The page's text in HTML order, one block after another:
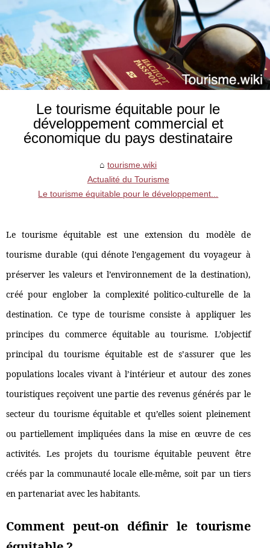
Le tourisme équitable pour le
développement commercial et
économique du pays destinataire
tourisme.wiki
Actualité du Tourisme
Le tourisme équitable pour le développement...
Le tourisme équitable est une extension du modèle de
tourisme durable (qui dénote l’engagement du voyageur à
préserver les valeurs et l’environnement de la destination),
créé pour englober la complexité politico-culturelle de la
destination. Ce type de tourisme consiste à appliquer les
principes du commerce équitable au tourisme. L’objectif
principal du tourisme équitable est de s’assurer que les
populations locales vivant à l’intérieur et autour des zones
touristiques reçoivent une partie des revenus générés par le
secteur du tourisme équitable et qu’elles soient pleinement
ou partiellement impliquées dans la mise en œuvre de ces
activités. Les projets du tourisme équitable peuvent être
créés par la communauté locale elle-même, soit par un tiers
en partenariat avec les habitants.
Comment peut-on définir le tourisme